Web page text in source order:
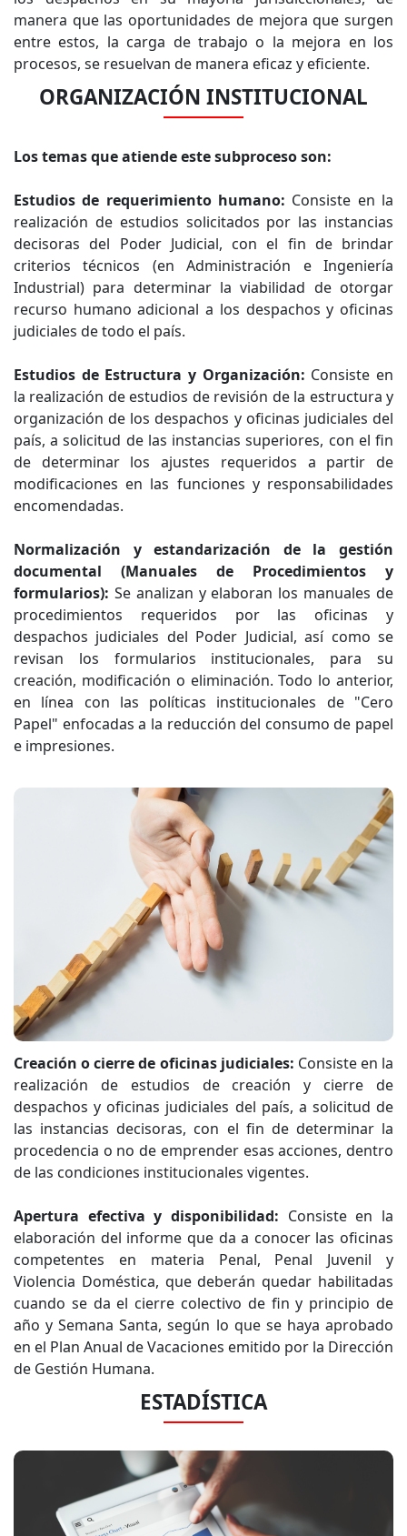
manera que las oportunidades de mejora que surgen
entre estos, la carga de trabajo o la mejora en los
procesos, se resuelvan de manera eficaz y eficiente.
ORGANIZACIÓN INSTITUCIONAL
Los temas que atiende este subproceso son:
Estudios de requerimiento humano: Consiste en la
realización de estudios solicitados por las instancias
decisoras del Poder Judicial, con el fin de brindar
criterios técnicos (en Administración e Ingeniería
Industrial) para determinar la viabilidad de otorgar
recurso humano adicional a los despachos y oficinas
judiciales de todo el país.
Estudios de Estructura y Organización: Consiste en
la realización de estudios de revisión de la estructura y
organización de los despachos y oficinas judiciales del
país, a solicitud de las instancias superiores, con el fin
de determinar los ajustes requeridos a partir de
modificaciones en las funciones y responsabilidades
encomendadas.
Normalización y estandarización de la gestión
documental (Manuales de Procedimientos y
formularios): Se analizan y elaboran los manuales de
procedimientos requeridos por las oficinas y
despachos judiciales del Poder Judicial, así como se
revisan los formularios institucionales, para su
creación, modificación o eliminación. Todo lo anterior,
en línea con las políticas institucionales de "Cero
Papel" enfocadas a la reducción del consumo de papel
e impresiones.
Creación o cierre de oficinas judiciales: Consiste en la
realización de estudios de creación y cierre de
despachos y oficinas judiciales del país, a solicitud de
las instancias decisoras, con el fin de determinar la
procedencia o no de emprender esas acciones, dentro
de las condiciones institucionales vigentes.
Apertura efectiva y disponibilidad: Consiste en la
elaboración del informe que da a conocer las oficinas
competentes en materia Penal, Penal Juvenil y
Violencia Doméstica, que deberán quedar habilitadas
cuando se da el cierre colectivo de fin y principio de
año y Semana Santa, según lo que se haya aprobado
en el Plan Anual de Vacaciones emitido por la Dirección
de Gestión Humana.
ESTADÍSTICA